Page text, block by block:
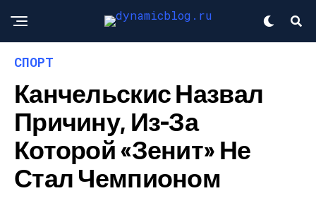
СПОРТ
Канчельскис Назвал
Причину, Из-За
Которой «Зенит» Не
Стал Чемпионом